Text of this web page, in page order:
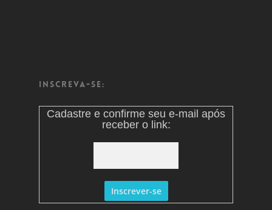
Inscreva-se:
Cadastre e confirme seu e-mail após
receber o link: